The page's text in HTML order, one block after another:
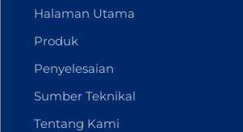
Halaman Utama
Produk
Penyelesaian
Sumber Teknikal
Tentang Kami